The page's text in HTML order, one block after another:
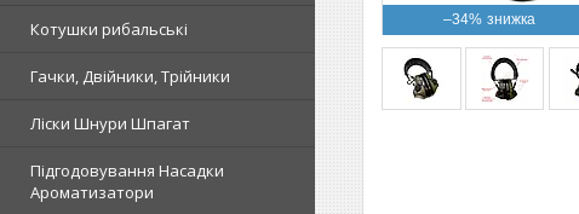
Котушки рибальські
Гачки, Двійники, Трійники
Ліски Шнури Шпагат
Підгодовування Насадки
Ароматизатори
–34%